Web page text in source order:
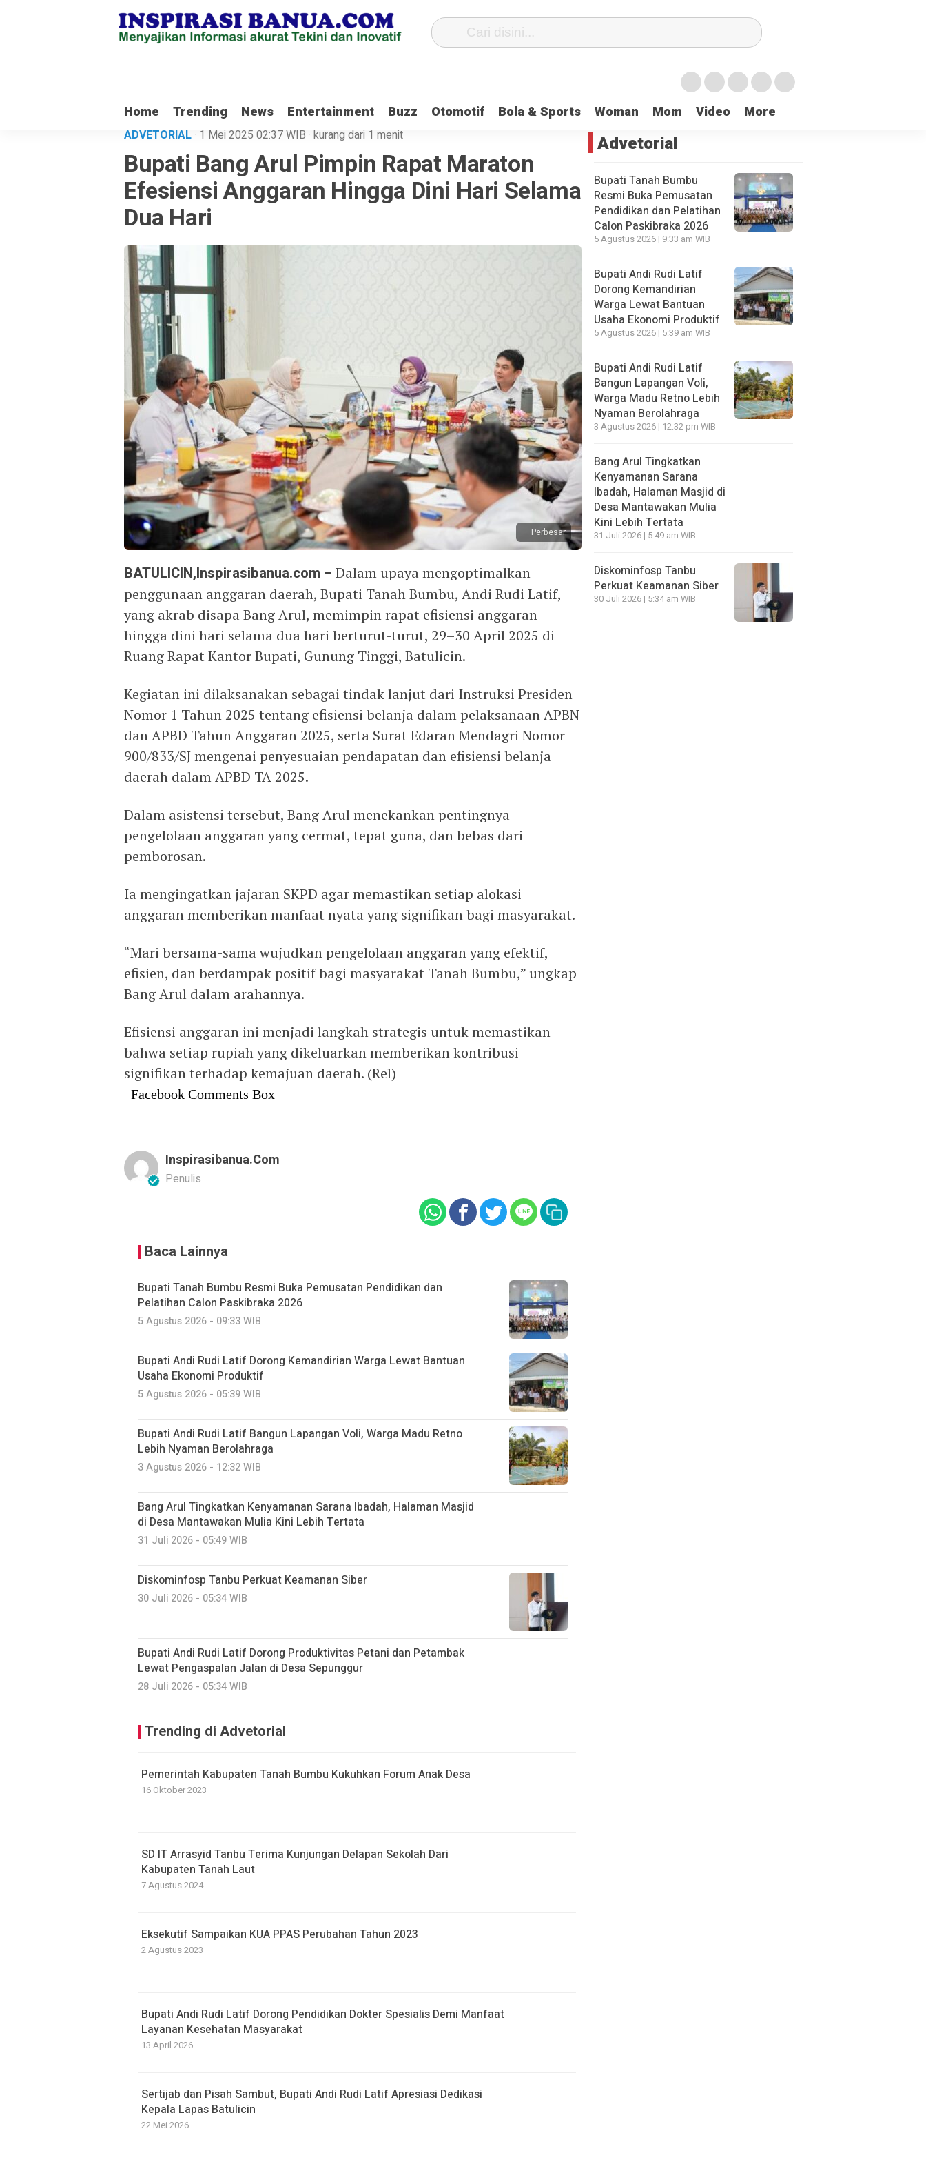
Home Trending News Entertainment Buzz Otomotif Bola & Sports Woman Mom Video More
Keluarkan Dana Pribadi Untuk Bersihkan Jalan Desa Satiung Waket DPRD Tanbu Sebut Generasi Muda Harus Ikut Berkontribusi Untuk Negeri Tanbu Launching Gerakan Pengibaran 5.000 Bendera Merah Putih
ADVETORIAL· 1 Mei 2025 02:37WIB · kurang dari 1 menit
Bupati Bang Arul Pimpin Rapat Maraton
Efesiensi Anggaran Hingga Dini Hari Selama
Dua Hari
Perbesar
BATULICIN,Inspirasibanua.com – Dalam upaya mengoptimalkan
penggunaan anggaran daerah, Bupati Tanah Bumbu, Andi Rudi Latif,
yang akrab disapa Bang Arul, memimpin rapat efisiensi anggaran
hingga dini hari selama dua hari berturut-turut, 29–30 April 2025 di
Ruang Rapat Kantor Bupati, Gunung Tinggi, Batulicin.
Kegiatan ini dilaksanakan sebagai tindak lanjut dari Instruksi Presiden
Nomor 1 Tahun 2025 tentang efisiensi belanja dalam pelaksanaan APBN
dan APBD Tahun Anggaran 2025, serta Surat Edaran Mendagri Nomor
900/833/SJ mengenai penyesuaian pendapatan dan efisiensi belanja
daerah dalam APBD TA 2025.
Dalam asistensi tersebut, Bang Arul menekankan pentingnya
pengelolaan anggaran yang cermat, tepat guna, dan bebas dari
pemborosan.
Ia mengingatkan jajaran SKPD agar memastikan setiap alokasi
anggaran memberikan manfaat nyata yang signifikan bagi masyarakat.
“Mari bersama-sama wujudkan pengelolaan anggaran yang efektif,
efisien, dan berdampak positif bagi masyarakat Tanah Bumbu,” ungkap
Bang Arul dalam arahannya.
Efisiensi anggaran ini menjadi langkah strategis untuk memastikan
bahwa setiap rupiah yang dikeluarkan memberikan kontribusi
signifikan terhadap kemajuan daerah. (Rel)
Facebook Comments Box
Inspirasibanua.com
Penulis
Baca Lainnya
Bupati Tanah Bumbu Resmi Buka Pemusatan Pendidikan dan
Pelatihan Calon Paskibraka 2026
5 Agustus 2026 - 09:33 WIB
Bupati Andi Rudi Latif Dorong Kemandirian Warga Lewat Bantuan
Usaha Ekonomi Produktif
5 Agustus 2026 - 05:39 WIB
Bupati Andi Rudi Latif Bangun Lapangan Voli, Warga Madu Retno
Lebih Nyaman Berolahraga
3 Agustus 2026 - 12:32 WIB
Bang Arul Tingkatkan Kenyamanan Sarana Ibadah, Halaman Masjid
di Desa Mantawakan Mulia Kini Lebih Tertata
31 Juli 2026 - 05:49 WIB
Diskominfosp Tanbu Perkuat Keamanan Siber
30 Juli 2026 - 05:34 WIB
Bupati Andi Rudi Latif Dorong Produktivitas Petani dan Petambak
Lewat Pengaspalan Jalan di Desa Sepunggur
28 Juli 2026 - 05:34 WIB
Trending di Advetorial
Pemerintah Kabupaten Tanah Bumbu Kukuhkan Forum Anak Desa
16 Oktober 2023
SD IT Arrasyid Tanbu Terima Kunjungan Delapan Sekolah Dari
Kabupaten Tanah Laut
7 Agustus 2024
Eksekutif Sampaikan KUA PPAS Perubahan Tahun 2023
2 Agustus 2023
Bupati Andi Rudi Latif Dorong Pendidikan Dokter Spesialis Demi Manfaat
Layanan Kesehatan Masyarakat
13 April 2026
Sertijab dan Pisah Sambut, Bupati Andi Rudi Latif Apresiasi Dedikasi
Kepala Lapas Batulicin
22 Mei 2026
Advetorial
Bupati Tanah Bumbu
Resmi Buka Pemusatan
Pendidikan dan Pelatihan
Calon Paskibraka 2026
5 Agustus 2026 | 9:33 am WIB
Bupati Andi Rudi Latif
Dorong Kemandirian
Warga Lewat Bantuan
Usaha Ekonomi Produktif
5 Agustus 2026 | 5:39 am WIB
Bupati Andi Rudi Latif
Bangun Lapangan Voli,
Warga Madu Retno Lebih
Nyaman Berolahraga
3 Agustus 2026 | 12:32 pm WIB
Bang Arul Tingkatkan
Kenyamanan Sarana
Ibadah, Halaman Masjid di
Desa Mantawakan Mulia
Kini Lebih Tertata
31 Juli 2026 | 5:49 am WIB
Diskominfosp Tanbu
Perkuat Keamanan Siber
30 Juli 2026 | 5:34 am WIB